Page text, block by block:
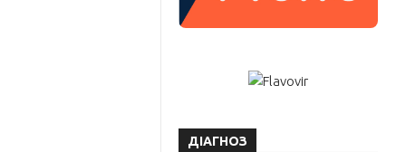
ДІАГНОЗ